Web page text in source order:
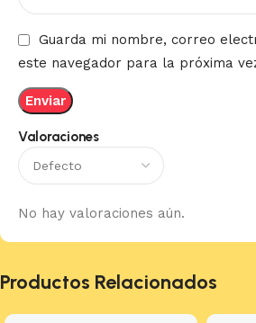
Valoraciones
No hay valoraciones aún.
Guarda mi nombre, correo
este navegador para la próxima
Productos Relacionados